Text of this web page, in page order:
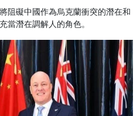
阻礙中國作為烏克蘭衝突的潛在和
當潛在調解人的角色。